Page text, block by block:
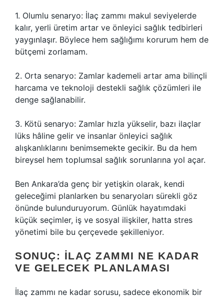
1. Olumlu senaryo: İlaç zammı makul seviyelerde
kalır, yerli üretim artar ve önleyici sağlık tedbirleri
yaygınlaşır. Böylece hem sağlığımı korurum hem de
bütçemi zorlamam.
2. Orta senaryo: Zamlar kademeli artar ama bilinçli
harcama ve teknoloji destekli sağlık çözümleri ile
denge sağlanabilir.
3. Kötü senaryo: Zamlar hızla yükselir, bazı ilaçlar
lüks hâline gelir ve insanlar önleyici sağlık
alışkanlıklarını benimsemekte gecikir. Bu da hem
bireysel hem toplumsal sağlık sorunlarına yol açar.
Ben Ankara’da genç bir yetişkin olarak, kendi
geleceğimi planlarken bu senaryoları sürekli göz
önünde bulunduruyorum. Günlük hayatımdaki
küçük seçimler, iş ve sosyal ilişkiler, hatta stres
yönetimi bile bu çerçevede şekilleniyor.
SONUÇ: İLAÇ ZAMMI NE KADAR
VE GELECEK PLANLAMASI
İlaç zammı ne kadar sorusu, sadece ekonomik bir